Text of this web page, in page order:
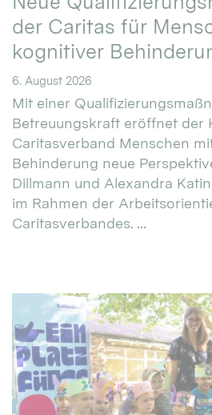
der Caritas für
kognitiver
6. August 2026
Mit einer
Betreuungskraft eröffnet der
Caritasverband Menschen
Behinderung neue
Dillmann und Alexandra
im Rahmen der
Caritasverbandes. ...